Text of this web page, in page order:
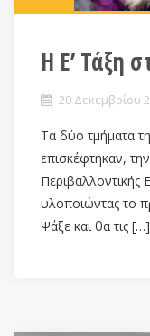
Η Ε’ Τάξη
20 Δεκεμβρίου
Τα δύο τμήματα
επισκέφτηκαν,
Περιβαλλοντικής
υλοποιώντας το
Ψάξε και θα τις […]